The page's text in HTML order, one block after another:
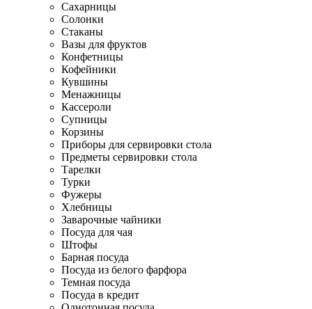
Сахарницы
Солонки
Стаканы
Вазы для фруктов
Конфетницы
Кофейники
Кувшины
Менажницы
Кассероли
Супницы
Корзины
Приборы для сервировки стола
Предметы сервировки стола
Тарелки
Турки
Фужеры
Хлебницы
Заварочные чайники
Посуда для чая
Штофы
Барная посуда
Посуда из белого фарфора
Темная посуда
Посуда в кредит